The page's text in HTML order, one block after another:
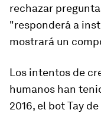
rechazar
"responderá a
mostrará un
Los intentos de
humanos han
2016, el bot Tay